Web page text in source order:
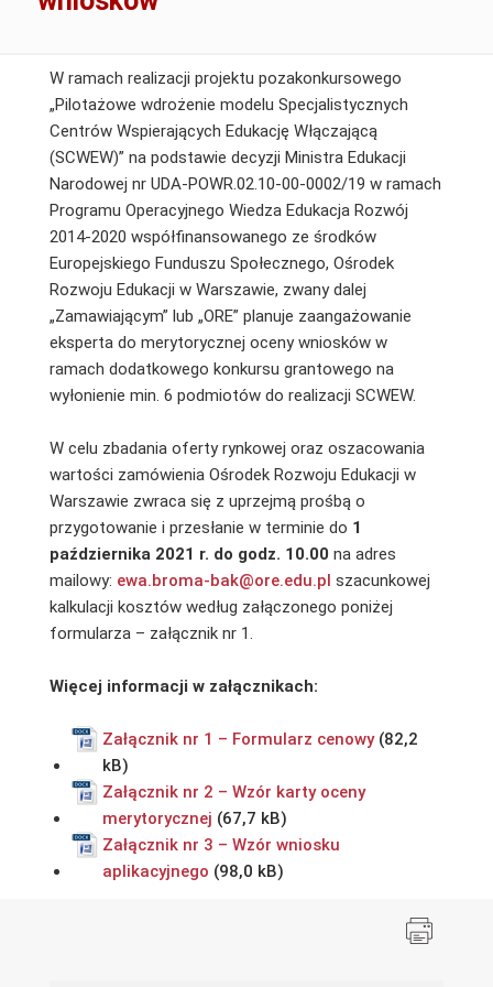
W ramach realizacji projektu pozakonkursowego
„Pilotażowe wdrożenie modelu Specjalistycznych
Centrów Wspierających Edukację Włączającą
(SCWEW)” na podstawie decyzji Ministra Edukacji
Narodowej nr UDA-POWR.02.10-00-0002/19 w ramach
Programu Operacyjnego Wiedza Edukacja Rozwój
2014-2020 współfinansowanego ze środków
Europejskiego Funduszu Społecznego, Ośrodek
Rozwoju Edukacji w Warszawie, zwany dalej
„Zamawiającym” lub „ORE” planuje zaangażowanie
eksperta do merytorycznej oceny wniosków w
ramach dodatkowego konkursu grantowego na
wyłonienie min. 6 podmiotów do realizacji SCWEW.
W celu zbadania oferty rynkowej oraz oszacowania
wartości zamówienia Ośrodek Rozwoju Edukacji w
Warszawie zwraca się z uprzejmą prośbą o
przygotowanie i przesłanie w terminie do 1
października 2021 r. do godz. 10.00 na adres
mailowy: ewa.broma-bak@ore.edu.pl szacunkowej
kalkulacji kosztów według załączonego poniżej
formularza – załącznik nr 1.
Więcej informacji w załącznikach:
Załącznik nr 1 – Formularz cenowy
Załącznik nr 2 – Wzór karty oceny
merytorycznej
Załącznik nr 3 – Wzór wniosku
aplikacyjnego